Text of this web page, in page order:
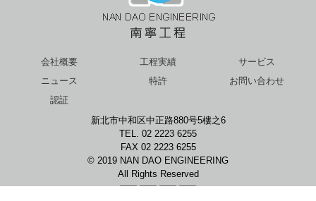
会社概要 工程実績
サービス
ニュース
特許
お問い合わせ
認証
新北市中和区中正路880号5樓之6
TEL. 02 2223 6255
FAX 02 2223 6255
© 2019 NAN DAO ENGINEERING
All Rights Reserved